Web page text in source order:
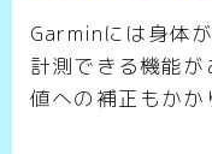
Garminには身体
計測できる機能
値への補正もかか